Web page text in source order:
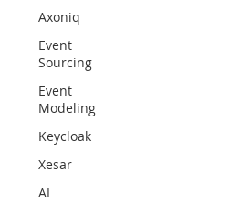
Axoniq
Event
Sourcing
Event
Modeling
Keycloak
Xesar
AI